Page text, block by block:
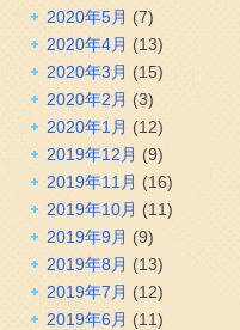
2020年5月 (7)
2020年4月 (13)
2020年3月 (15)
2020年2月 (3)
2020年1月 (12)
2019年12月 (9)
2019年11月 (16)
2019年10月 (11)
2019年9月 (9)
2019年8月 (13)
2019年7月 (12)
2019年6月 (11)